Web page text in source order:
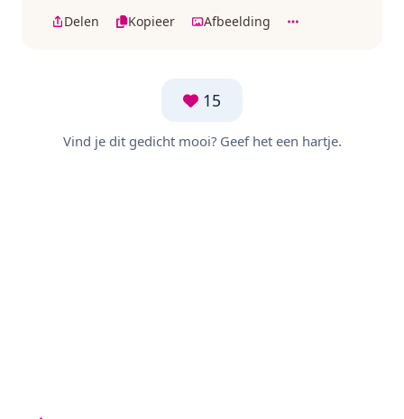
Delen Kopieer Afbeelding
15
Vind je dit gedicht mooi? Geef het een hartje.